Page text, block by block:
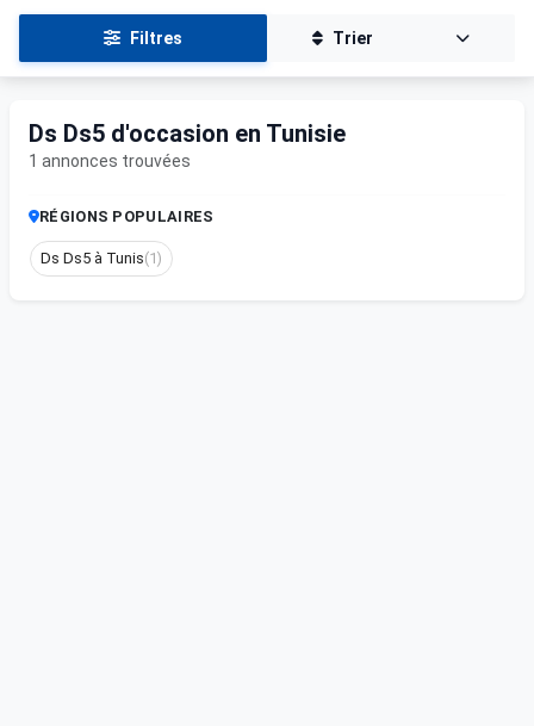
Filtres Trier
Ds Ds5 d'occasion en Tunisie
1 annonces trouvées
RÉGIONS POPULAIRES
Ds Ds5 à Tunis(1)